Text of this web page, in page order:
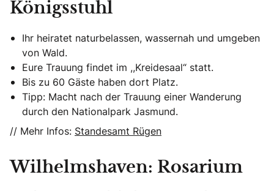
Königsstuhl
Ihr heiratet naturbelassen, wassernah und umgeben
von Wald.
Eure Trauung findet im ,,Kreidesaal“ statt.
Bis zu 60 Gäste haben dort Platz.
Tipp: Macht nach der Trauung einer Wanderung
durch den Nationalpark Jasmund.
// Mehr Infos: Standesamt Rügen
Wilhelmshaven: Rosarium